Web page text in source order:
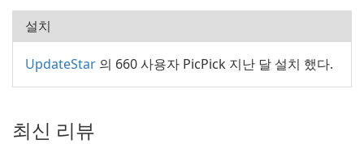
설치
UpdateStar 의 660 사용자 PicPick 지난 달 설치 했다.
최신 리뷰